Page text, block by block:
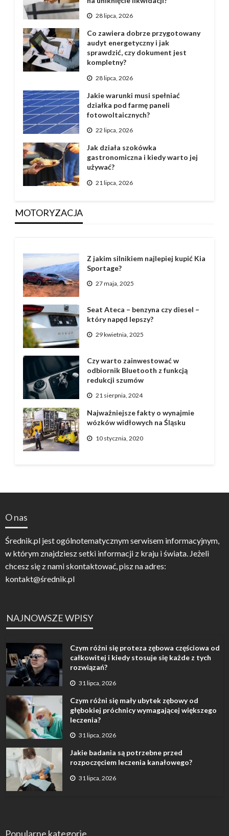
28 lipca, 2026
Co zawiera dobrze przygotowany
audyt energetyczny i jak
sprawdzić, czy dokument jest
kompletny?
28 lipca, 2026
Jakie warunki musi spełniać
działka pod farmę paneli
fotowoltaicznych?
22 lipca, 2026
Jak działa szokówka
gastronomiczna i kiedy warto jej
używać?
21 lipca, 2026
MOTORYZACJA
Z jakim silnikiem najlepiej kupić Kia
Sportage?
27 maja, 2025
Seat Ateca – benzyna czy diesel –
który napęd lepszy?
29 kwietnia, 2025
Czy warto zainwestować w
odbiornik Bluetooth z funkcją
redukcji szumów
21 sierpnia, 2024
Najważniejsze fakty o wynajmie
wózków widłowych na Śląsku
10 stycznia, 2020
O nas
Średnik.pl jest ogólnotematycznym serwisem informacyjnym,
w którym znajdziesz setki informacji z kraju i świata. Jeżeli
chcesz się z nami skontaktować, pisz na adres:
kontakt@średnik.pl
NAJNOWSZE WPISY
Czym różni się proteza zębowa częściowa od
całkowitej i kiedy stosuje się każde z tych
rozwiązań?
31 lipca, 2026
Czym różni się mały ubytek zębowy od
głębokiej próchnicy wymagającej większego
leczenia?
31 lipca, 2026
Jakie badania są potrzebne przed
rozpoczęciem leczenia kanałowego?
31 lipca, 2026
Popularne kategorie